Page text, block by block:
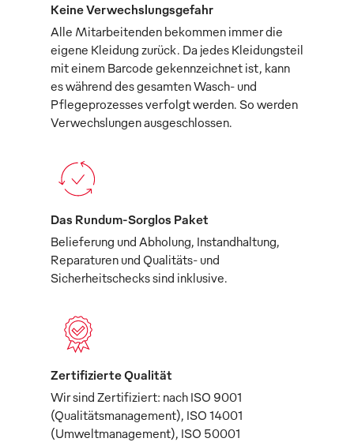
Keine Verwechslungsgefahr
Alle Mitarbeitenden bekommen immer die
eigene Kleidung zurück. Da jedes Kleidungsteil
mit einem Barcode gekennzeichnet ist, kann
es während des gesamten Wasch- und
Pflegeprozesses verfolgt werden. So werden
Verwechslungen ausgeschlossen.
Das Rundum-Sorglos Paket
Belieferung und Abholung, Instandhaltung,
Reparaturen und Qualitäts- und
Sicherheitschecks sind inklusive.
Zertifizierte Qualität
Wir sind Zertifiziert: nach ISO 9001
(Qualitätsmanagement), ISO 14001
(Umweltmanagement), ISO 50001